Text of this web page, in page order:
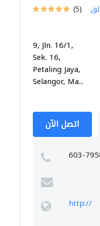
(5)
9, Jln. 16/1,
Sek. 16,
Petaling Jaya,
Selangor, Ma...
اتصل الآن
603-
http://